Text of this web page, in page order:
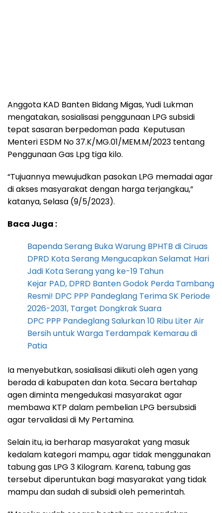
Anggota KAD Banten Bidang Migas, Yudi Lukman
mengatakan, sosialisasi penggunaan LPG subsidi
tepat sasaran berpedoman pada Keputusan
Menteri ESDM No 37.K/MG.01/MEM.M/2023 tentang
Penggunaan Gas Lpg tiga kilo.
“Tujuannya mewujudkan pasokan LPG memadai agar
di akses masyarakat dengan harga terjangkau,”
katanya, Selasa (9/5/2023).
Baca Juga :
Bapenda Serang Buka Warung BPHTB di Ciruas
DPRD Kota Serang Mengucapkan Selamat Hari
Jadi Kota Serang yang ke-19 Tahun
Kejar PAD, DPRD Banten Godok Perda Tambang
Resmi! DPC PPP Pandeglang Terima SK Periode
2026-2031, Target Dongkrak Suara
DPC PPP Pandeglang Salurkan 10 Ribu Liter Air
Bersih untuk Warga Terdampak Kemarau di
Patia
Ia menyebutkan, sosialisasi diikuti oleh agen yang
berada di kabupaten dan kota. Secara bertahap
agen diminta mengedukasi masyarakat agar
membawa KTP dalam pembelian LPG bersubsidi
agar tervalidasi di My Pertamina.
Selain itu, ia berharap masyarakat yang masuk
kedalam kategori mampu, agar tidak menggunakan
tabung gas LPG 3 Kilogram. Karena, tabung gas
tersebut diperuntukan bagi masyarakat yang tidak
mampu dan sudah di subsidi oleh pemerintah.